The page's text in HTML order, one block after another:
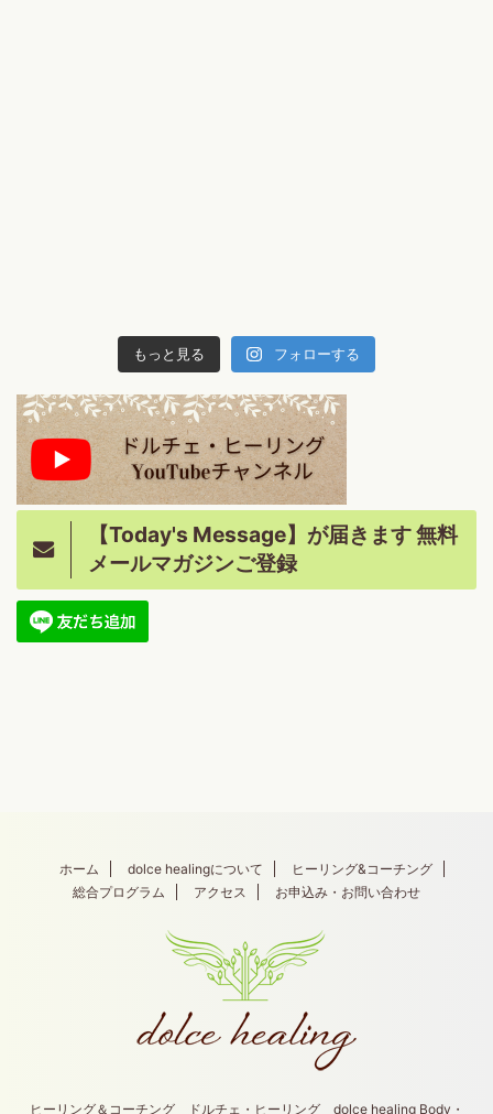
もっと見る フォローする
【Today's Message】が届きます 無料
メールマガジンご登録
ホーム dolce healingについて
ヒーリング&コーチング
総合プログラム
アクセス お申込み・お問い合わせ
ヒーリング＆コーチング ドルチェ・ヒーリング dolce healing Body・